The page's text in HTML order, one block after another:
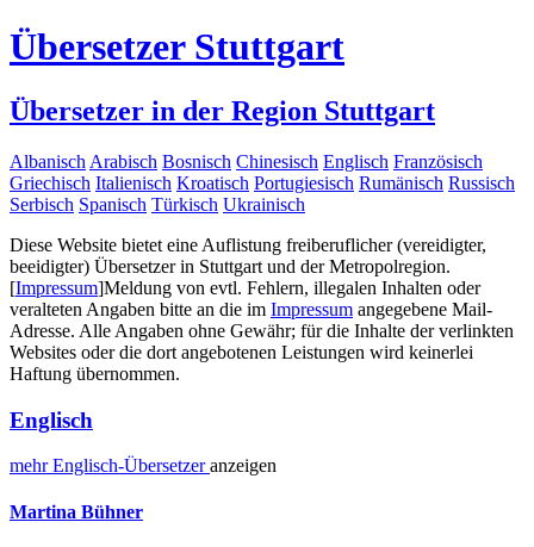
Übersetzer Stuttgart
Übersetzer in der Region Stuttgart
Albanisch Arabisch Bosnisch Chinesisch Englisch Französisch
Griechisch Italienisch Kroatisch Portugiesisch Rumänisch Russisch
Serbisch Spanisch Türkisch Ukrainisch
Diese Website bietet eine Auflistung freiberuflicher (vereidigter,
beeidigter) Übersetzer in Stuttgart und der Metropolregion.
[Impressum]Meldung von evtl. Fehlern, illegalen Inhalten oder
veralteten Angaben bitte an die im Impressum angegebene Mail-
Adresse. Alle Angaben ohne Gewähr; für die Inhalte der verlinkten
Websites oder die dort angebotenen Leistungen wird keinerlei
Haftung übernommen.
Englisch
mehrEnglisch-Übersetzeranzeigen
Martina Bühner